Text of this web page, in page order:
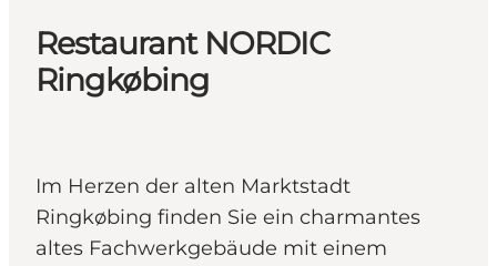
Restaurant NORDIC
Ringkøbing
Im Herzen der alten Marktstadt
Ringkøbing finden Sie ein charmantes
altes Fachwerkgebäude mit einem